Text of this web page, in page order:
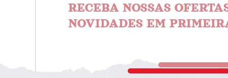
RECEBA NOSSAS
NOVIDADES EM